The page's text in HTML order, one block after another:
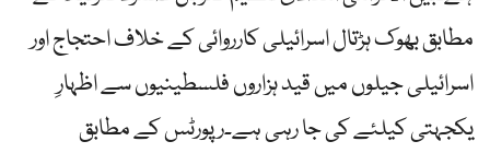
مطابق بھوک ہڑتال اسرائیلی کارروائی کے خلاف احتجاج اور
اسرائیلی جیلوں میں قید ہزاروں فلسطینیوں سے اظہارِ
یکجہتی کیلئے کی جا رہی ہے۔رپورٹس کے مطابق